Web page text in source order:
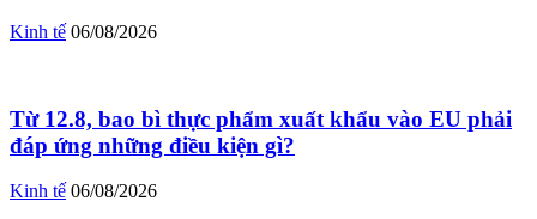
Kinh tế 06/08/2026
Từ 12.8, bao bì thực phẩm xuất khẩu vào EU phải
đáp ứng những điều kiện gì?
Kinh tế 06/08/2026